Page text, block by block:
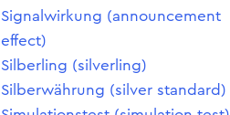
Signalwirkung (announcement
effect)
Silberling (silverling)
Silberwährung (silver standard)